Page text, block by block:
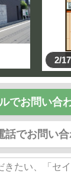
2/17
でお問い合
話でお問い
きたい、「セ